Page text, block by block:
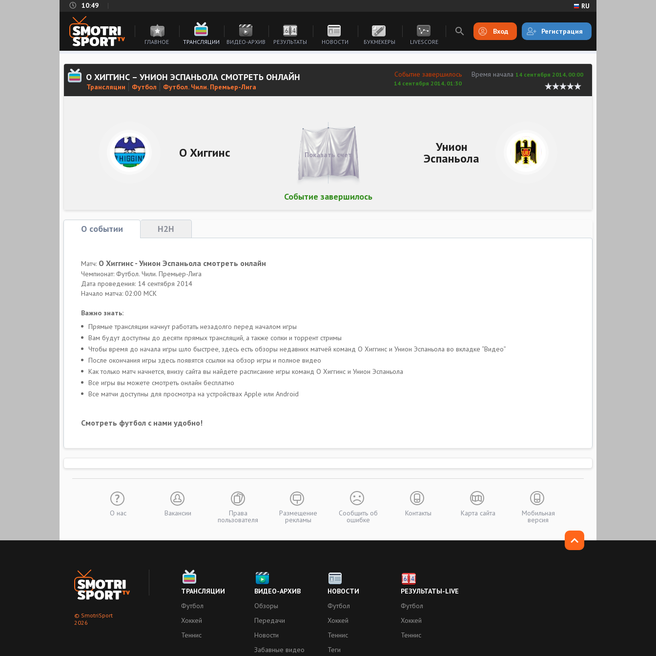
10:49 RU
ГЛАВНОЕ ТРАНСЛЯЦИИ ВИДЕО-АРХИВ РЕЗУЛЬТАТЫ НОВОСТИ БУКМЕКЕРЫ LIVESCORE
Вход Регистрация
О ХИГГИНС – УНИОН ЭСПАНЬОЛА СМОТРЕТЬ ОНЛАЙН
Трансляции Футбол Футбол. Чили. Премьер-Лига
Время начала 14 сентября 2014, 00:00
Событие завершилось
14 сентября 2014, 01:30
О Хиггинс Унион
Эспаньола
Событие завершилось
Показать счет
О событии H2H
Матч: О Хиггинс - Унион Эспаньола смотреть онлайн
Чемпионат: Футбол. Чили. Премьер-Лига
Дата проведения: 14 сентября 2014
Начало матча: 02:00 МСК
Важно знать:
Прямые трансляции начнут работать незадолго перед началом игры
Вам будут доступны до десяти прямых трансляций, a также сопки и торрент стримы
Чтобы время до начала игры шло быстрее, здесь есть обзоры недавних матчей команд О Хиггинс и Унион Эспаньола во вкладке “Видео”
После окончания игры здесь появятся ссылки на обзор игры и полное видео
Как только матч начнется, внизу сайта вы найдете расписание игры команд О Хиггинс и Унион Эспаньола
Все игры вы можете смотреть онлайн бесплатно
Все матчи доступны для просмотра на устройствах Apple или Android
Смотреть футбол с нами удобно!
О нас Вакансии Права
пользователя
Размещение
рекламы
Сообщить об
ошибке
Контакты Карта сайта Мобильная
версия
© SmotriSport
2026
ТРАНСЛЯЦИИ
Футбол
Хоккей
Теннис
ВИДЕО-АРХИВ
Обзоры
Передачи
Новости
Забавные видео
НОВОСТИ
Футбол
Хоккей
Теннис
Теги
РЕЗУЛЬТАТЫ-LIVE
Футбол
Хоккей
Теннис